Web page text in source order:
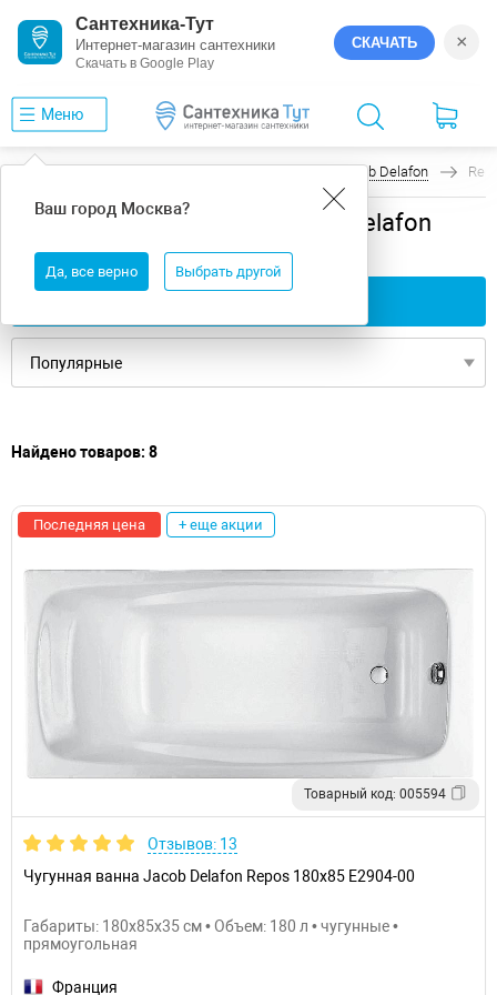
Сантехника-Тут
Интернет-магазин сантехники
Скачать в Google Play
СКАЧАТЬ ×
Меню
Ваш город Москва?
Да, все верно Выбрать другой
Jacob Delafon
универсальная ванны Jacob Delafon
Repos
Найдено товаров: 8
Последняя цена + еще акции
Товарный код: 005594
Отзывов: 13
Чугунная ванна Jacob Delafon Repos 180x85 E2904-00
Габариты: 180x85x35 см • Объем: 180 л • чугунные •
прямоугольная
Франция